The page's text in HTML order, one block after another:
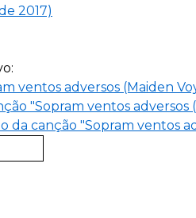
2017)
ventos adversos (Maiden
"Sopram ventos adversos
da canção "Sopram ventos